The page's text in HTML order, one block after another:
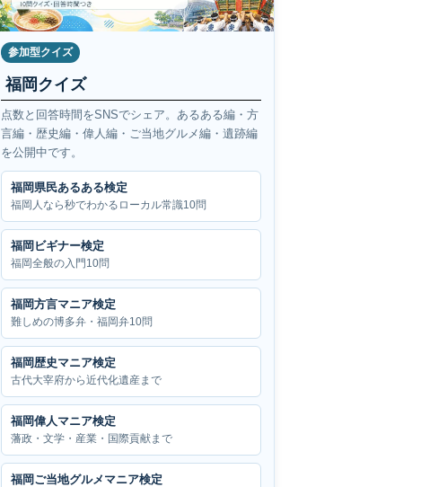
参加型クイズ
福岡クイズ
点数と回答時間をSNSでシェア。あるある編・方
言編・歴史編・偉人編・ご当地グルメ編・遺跡編
を公開中です。
福岡県民あるある検定
福岡人なら秒でわかるローカル常識10問
福岡ビギナー検定
福岡全般の入門10問
福岡方言マニア検定
難しめの博多弁・福岡弁10問
福岡歴史マニア検定
古代大宰府から近代化遺産まで
福岡偉人マニア検定
藩政・文学・産業・国際貢献まで
福岡ご当地グルメマニア検定